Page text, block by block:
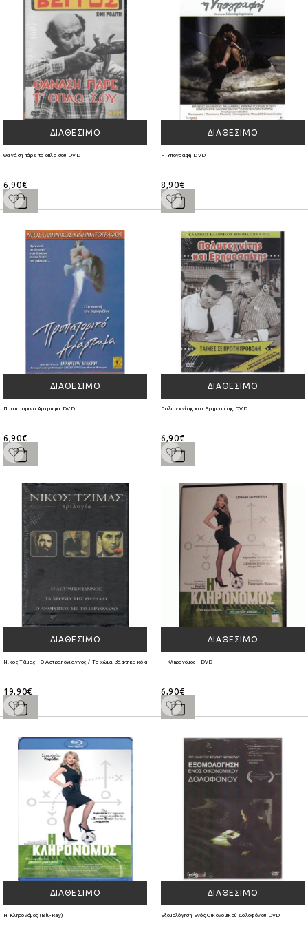
ΔΙΑΘΈΣΙΜΟ
Θανάση πάρε το οπλο σου DVD
6,90€
ΔΙΑΘΈΣΙΜΟ
Η Υπογραφή DVD
8,90€
ΔΙΑΘΈΣΙΜΟ
Προπατορικο Αμαρτημα DVD
6,90€
ΔΙΑΘΈΣΙΜΟ
Πολυτεχνίτης και Ερημοσπίτης DVD
6,90€
ΔΙΑΘΈΣΙΜΟ
Νίκος Τζίμας - Ο Αστραπόγιαννος / Το χώμα βάφτηκε κόκκινο / Το χώμα βάφτηκε κόκκινο (3DVD)
19,90€
ΔΙΑΘΈΣΙΜΟ
Η Κληρονόμος - DVD
6,90€
ΔΙΑΘΈΣΙΜΟ
Η Κληρονόμος (Blu-Ray)
ΔΙΑΘΈΣΙΜΟ
Εξομολόγηση Ενός Οικονομικού Δολοφόνου DVD